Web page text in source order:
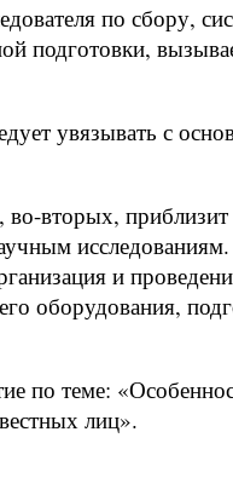
по сбору,
подготовки,
увязывать с
во-вторых, приблизит
и
оборудования,
по теме:
лиц».